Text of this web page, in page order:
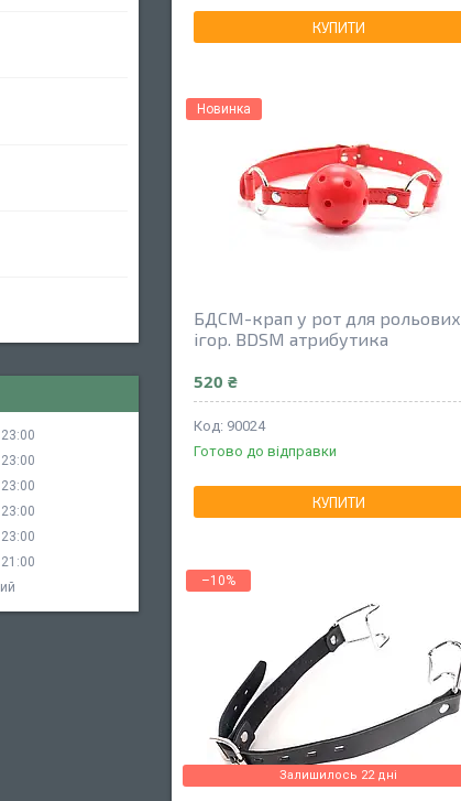
КУПИТИ
Новинка
БДСМ-крап у рот для рольових
ігор. BDSM атрибутика
520 ₴
90024
Готово до відправки
КУПИТИ
–10%
Залишилось 22 дні
23:00
23:00
23:00
23:00
23:00
21:00